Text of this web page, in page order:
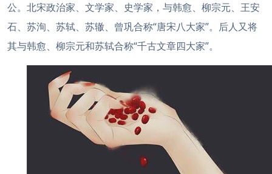
公。北宋政治家、文学家、史学家，与韩愈、柳宗元、王安
石、苏洵、苏轼、苏辙、曾巩合称“唐宋八大家”。后人又将
其与韩愈、柳宗元和苏轼合称“千古文章四大家”。